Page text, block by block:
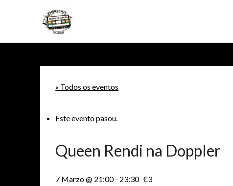
« Todos os eventos
Este evento pasou.
Queen Rendi na Doppler
7 Marzo @ 21:00- 23:30 €3